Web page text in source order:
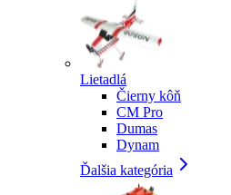
Lietadlá
Čierny kôň
CM Pro
Dumas
Dynam
Ďalšia kategória